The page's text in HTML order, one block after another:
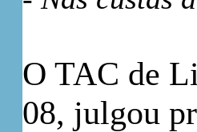
O TAC de
08, julgou